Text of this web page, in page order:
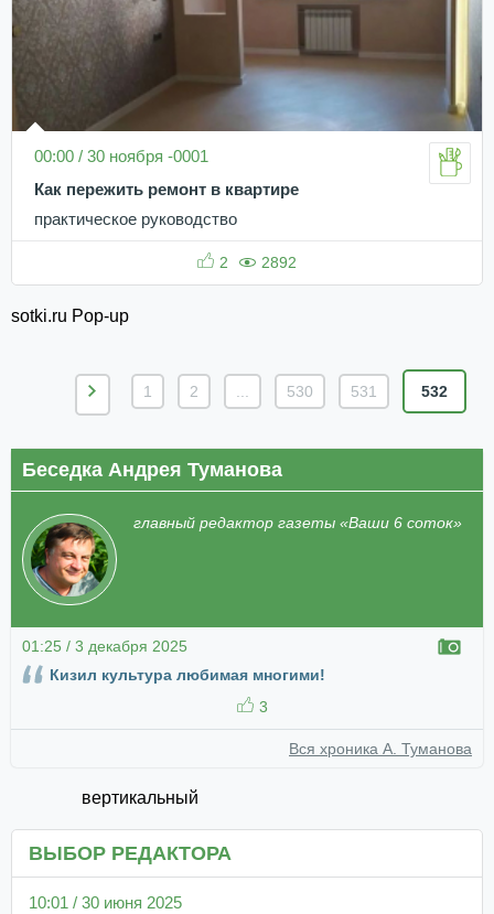
00:00 / 30 ноября -0001
Как пережить ремонт в квартире
практическое руководство
2 2892
sotki.ru Pop-up
1 2 530 531 532
Беседка Андрея Туманова
главный редактор газеты «Ваши 6 соток»
01:25 / 3 декабря 2025
Кизил культура любимая многими!
3
Вся хроника А. Туманова
вертикальный
ВЫБОР РЕДАКТОРА
10:01 / 30 июня 2025